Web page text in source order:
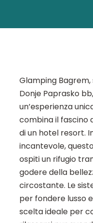
Glamping
Donje Paprasko
un’esperienza
combina il fascino
di un hotel resort.
incantevole,
ospiti un rifugio
godere della
circostante. Le
per fondere lusso
scelta ideale per